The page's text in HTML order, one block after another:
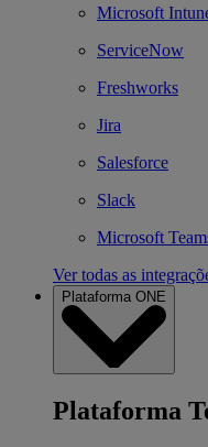
Microsoft
ServiceNow
Freshworks
Jira
Salesforce
Slack
Microsoft
Ver todas as
Plataforma ONE
Plataforma